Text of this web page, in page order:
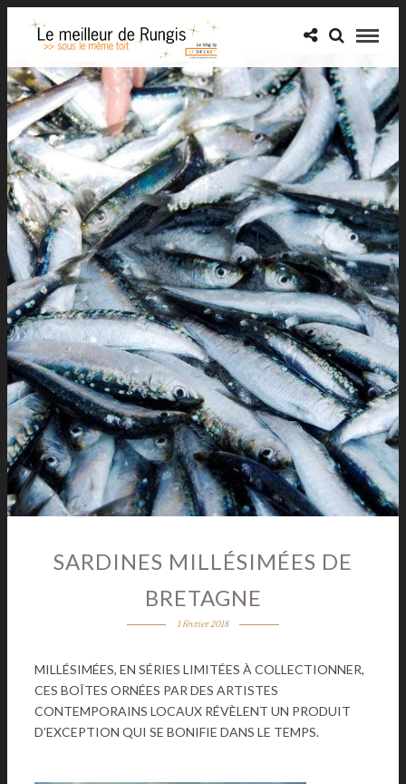
SARDINES MILLÉSIMÉES DE
BRETAGNE
1 février 2018
MILLÉSIMÉES, EN SÉRIES LIMITÉES À COLLECTIONNER,
CES BOÎTES ORNÉES PAR DES ARTISTES
CONTEMPORAINS LOCAUX RÉVÈLENT UN PRODUIT
D’EXCEPTION QUI SE BONIFIE DANS LE TEMPS.